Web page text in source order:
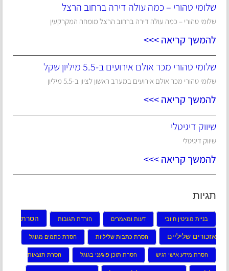
שלומי טהורי – כמה עולה דירה ברחוב הרצל
שלומי טהורי – כמה עולה דירה ברחוב הרצל מומחה המקרקעין
להמשך קריאה >>>
שלומי טהורי מכר אולם אירועים ב-5.5 מיליון שקל
שלומי טהורי מכר אולם אירועים במערב ראשון לציון ב-5.5 מיליון
להמשך קריאה >>>
שיווק דיגיטלי
שיווק דיגיטלי
להמשך קריאה >>>
תגיות
בניית מוניטין חיובי דעות ומאמרים הורדת תגובות הסרת
אזכורים שליליים הסרת כתבות שליליות הסרת כתמים מגוגל
הסרת מידע אישי רגיש הסרת תוכן פוגעני בגוגל הסרת תוצאות